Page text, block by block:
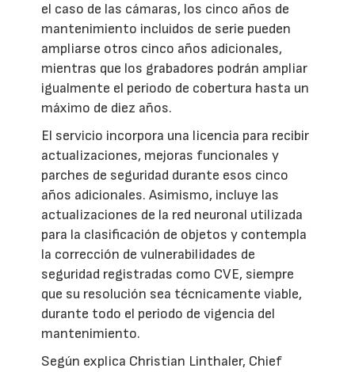
el caso de las cámaras, los cinco años de
mantenimiento incluidos de serie pueden
ampliarse otros cinco años adicionales,
mientras que los grabadores podrán ampliar
igualmente el periodo de cobertura hasta un
máximo de diez años.
El servicio incorpora una licencia para recibir
actualizaciones, mejoras funcionales y
parches de seguridad durante esos cinco
años adicionales. Asimismo, incluye las
actualizaciones de la red neuronal utilizada
para la clasificación de objetos y contempla
la corrección de vulnerabilidades de
seguridad registradas como CVE, siempre
que su resolución sea técnicamente viable,
durante todo el periodo de vigencia del
mantenimiento.
Según explica Christian Linthaler, Chief